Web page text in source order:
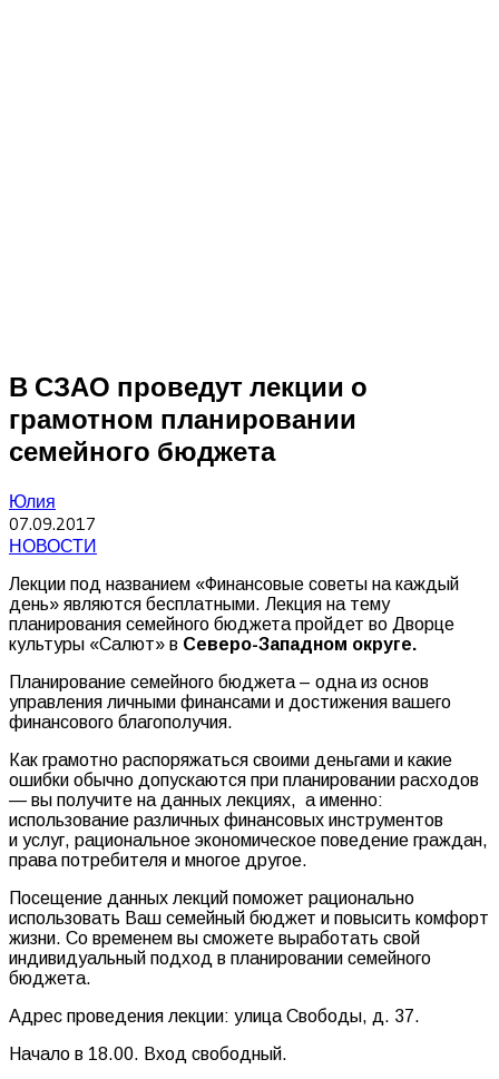
В СЗАО проведут лекции о
грамотном планировании
семейного бюджета
Юлия
07.09.2017
НОВОСТИ
Лекции под названием «Финансовые советы на каждый
день» являются бесплатными. Лекция на тему
планирования семейного бюджета пройдет во Дворце
культуры «Салют» в Северо-Западном округе.
Планирование семейного бюджета – одна из основ
управления личными финансами и достижения вашего
финансового благополучия.
Как грамотно распоряжаться своими деньгами и какие
ошибки обычно допускаются при планировании расходов
— вы получите на данных лекциях, а именно:
использование различных финансовых инструментов
и услуг, рациональное экономическое поведение граждан,
права потребителя и многое другое.
Посещение данных лекций поможет рационально
использовать Ваш семейный бюджет и повысить комфорт
жизни. Со временем вы сможете выработать свой
индивидуальный подход в планировании семейного
бюджета.
Адрес проведения лекции: улица Свободы, д. 37.
Начало в 18.00. Вход свободный.